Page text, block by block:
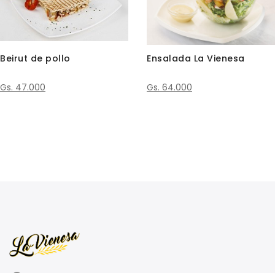
Beirut de pollo
Gs. 47.000
Ensalada La Vienesa
Gs. 64.000